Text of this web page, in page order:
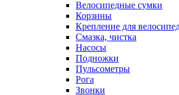
Велосипедные сумки
Корзины
Крепление для
Смазка, чистка
Насосы
Подножки
Пульсометры
Рога
Звонки